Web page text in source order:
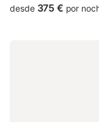
desde 375 € por